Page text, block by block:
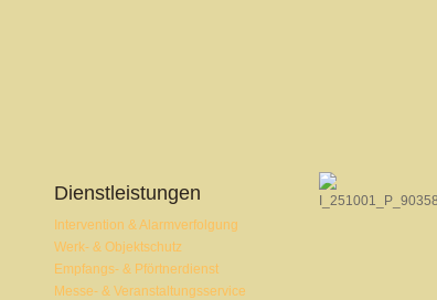
Dienstleistungen
Intervention & Alarmverfolgung
Werk- & Objektschutz
Empfangs- & Pförtnerdienst
Messe- & Veranstaltungsservice